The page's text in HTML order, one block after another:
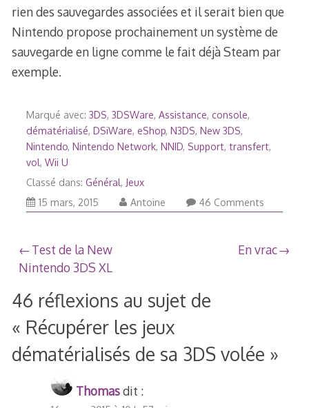
rien des sauvegardes associées et il serait bien que
Nintendo propose prochainement un système de
sauvegarde en ligne comme le fait déjà Steam par
exemple.
Marqué avec: 3DS, 3DSWare, Assistance, console,
dématérialisé, DSiWare, eShop, N3DS, New 3DS,
Nintendo, Nintendo Network, NNID, Support, transfert,
vol, Wii U
Classé dans: Général, Jeux
15 mars, 201515
Antoine 46 Comments
Navigation
l’article
Test de la New
Nintendo 3DS XL
En vrac
46 réflexions au sujet de
« Récupérer les jeux
dématérialisés de sa 3DS volée »
Thomasdit :